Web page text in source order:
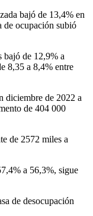
bajó de 13,4% en
de ocupación subió
bajó de 12,9% a
8,35 a 8,4% entre
diciembre de 2022 a
de 404 000
de 2572 miles a
a 56,3%, sigue
de desocupación